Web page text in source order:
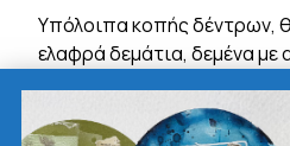
Υπόλοιπα κοπής δέντρων,
ελαφρά δεμάτια, δεμένα µε
δεν βγαίνουν προ της
υπεύθυνος υποχρεούται
21066322200 & Αρτέμιδα